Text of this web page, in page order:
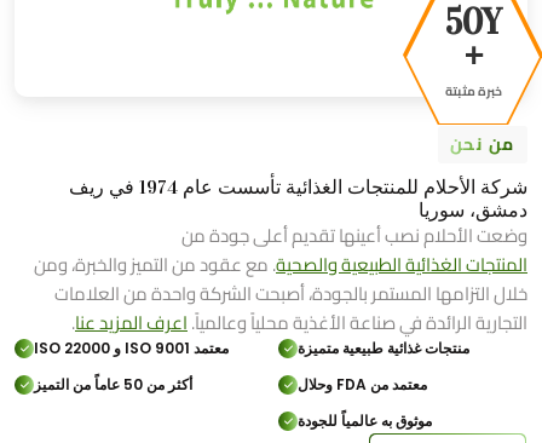
50Y
+
خبرة مثبتة
من نحن
شركة الأحلام للمنتجات الغذائية تأسست عام 1974 في ريف
دمشق، سوريا
وضعت الأحلام نصب أعينها تقديم أعلى جودة من
المنتجات الغذائية الطبيعية والصحية. مع عقود من التميز والخبرة، ومن
خلال التزامها المستمر بالجودة، أصبحت الشركة واحدة من العلامات
التجارية الرائدة في صناعة الأغذية محلياً وعالمياً.اعرف المزيد عنا.
منتجات غذائية طبيعية متميزة
معتمد ISO 9001 و ISO 22000
معتمد من FDA وحلال
أكثر من 50 عاماً من التميز
موثوق به عالمياً للجودة